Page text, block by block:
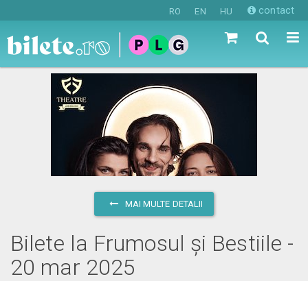
RO EN HU contact
MAI MULTE DETALII
Bilete la Frumosul și Bestiile -
20 mar 2025